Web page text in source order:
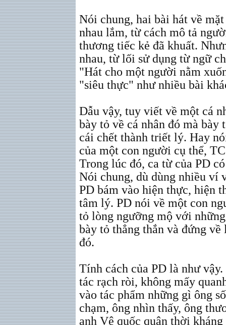
Nói chung, hai bài hát về
nhau lắm, từ cách mô tả
thương tiếc kẻ đã khuất.
nhau, từ lối sử dụng từ ngữ
"Hát cho một người nằm
"siêu thực" như nhiều bài
Dẫu vậy, tuy viết về một cá
bày tỏ về cá nhân đó mà bày
cái chết thành triết lý. Hay
của một con người cụ thể,
Trong lúc đó, ca từ của PD
Nói chung, dù dùng nhiều ví
PD bám vào hiện thực, hiện
tâm lý. PD nói về một con
tỏ lòng ngưỡng mộ với
bày tỏ thẳng thắn và đứng
đó.
Tính cách của PD là như
tác rạch ròi, không mấy
vào tác phẩm những gì ông
chạm, ông nhìn thấy, ông
anh Vệ quốc quân thời